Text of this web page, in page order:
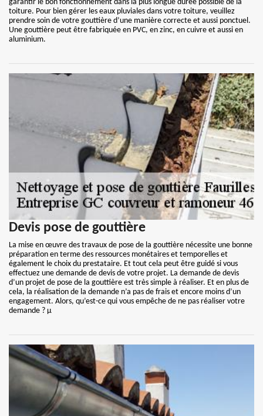
garantir le bon fonctionnement dans la plus longue durée possible de la
toiture. Pour bien gérer les eaux pluviales dans votre toiture, veuillez
prendre soin de votre gouttière d’une manière correcte et aussi ponctuel.
Une gouttière peut être fabriquée en PVC, en zinc, en cuivre et aussi en
aluminium.
Devis pose de gouttière
La mise en œuvre des travaux de pose de la gouttière nécessite une bonne
préparation en terme des ressources monétaires et temporelles et
également le choix du prestataire. Et tout cela peut être guidé si vous
effectuez une demande de devis de votre projet. La demande de devis
d’un projet de pose de la gouttière est très simple à réaliser. Et en plus de
cela, la réalisation de la demande n’a pas de frais et encore moins d’un
engagement. Alors, qu’est-ce qui vous empêche de ne pas réaliser votre
demande ? µ